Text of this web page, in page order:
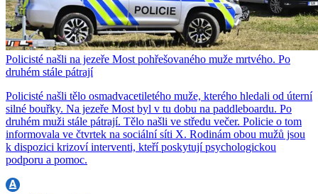
Policisté našli na jezeře Most pohřešovaného muže mrtvého. Po
druhém stále pátrají
Policisté našli tělo osmadvacetiletého muže, kterého hledali od úterní
silné bouřky. Na jezeře Most byl v tu dobu na paddleboardu. Po
druhém muži stále pátrají. Tělo našli ve středu večer. Policie o tom
informovala ve čtvrtek na sociální síti X. Rodinám obou mužů jsou
k dispozici krizoví interventi, kteří poskytují psychologickou
podporu a pomoc.